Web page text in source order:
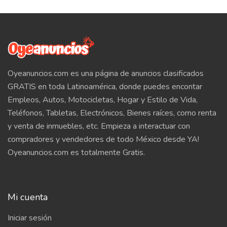
Apple iPad Pro 11 2021 Wi-Fi + Cellular & GPS
Apple iPad Pro 11 2021 Wi-Fi + Cellular & GPS
Samsung Galaxy S21 Ultra 5G 128GB..$700 USD
Samsung Galaxy S21 Ultra 5G 256GB..$730 USD
Samsung Galaxy S21 Ultra 5G 512GB..$755 USD
Samsung Galaxy S21+ 5G 128GB..$600 USD
Samsung Galaxy Tab S7+ SM-T976B LTE/5G
Oyeanuncios.com es una página de anuncios clasificados
GRATIS en toda Latinoamérica, donde puedes encontar
Empleos, Autos, Motocicletas, Hogar y Estilo de Vida,
Teléfonos, Tabletas, Electrónicos, Bienes raíces, como renta
y venta de inmuebles, etc. Empieza a interactuar con
compradores y vendedores de todo México desde YA!
Oyeanuncios.com es totalmente Gratis.
Mi cuenta
Iniciar sesión